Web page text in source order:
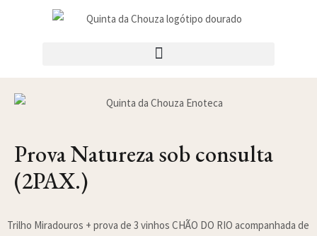
Prova Natureza sob consulta
(2PAX.)
Trilho Miradouros + prova de 3 vinhos CHÃO DO RIO acompanhada de